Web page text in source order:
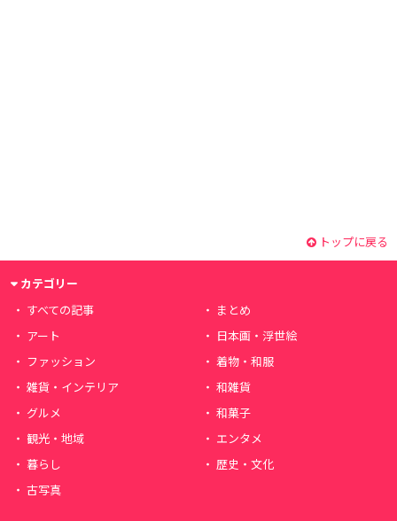
トップに戻る
カテゴリー
すべての記事
まとめ
アート
日本画・浮世絵
ファッション
着物・和服
雑貨・インテリア
和雑貨
グルメ
和菓子
観光・地域
エンタメ
暮らし
歴史・文化
古写真